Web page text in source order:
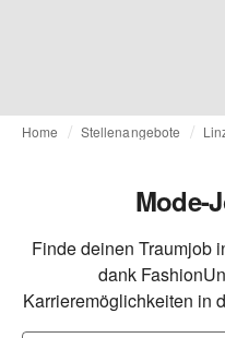
Home Stellenangebote
Mode-
Finde deinen Traumjob
dank
Karrieremöglichkeiten in